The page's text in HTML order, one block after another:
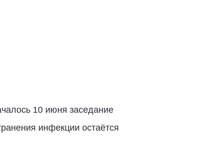
10 июня заседание
инфекции остаётся